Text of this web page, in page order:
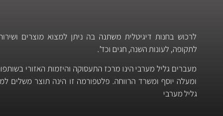
לרכוש בחנות דיגיטלית משתנה בה ניתן למצוא מוצרים
לתקופה, לעונות השנה, חגים וכד’.
מעברים גליל מערבי הינו מרכז התעסוקה והיזמות האזורי
ומעלה יוסף ומשרד הרווחה. פלטפורמה זו הינה תוצר משלים
גליל מערבי